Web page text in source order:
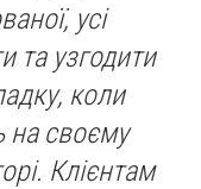
усі
та узгодити
коли
на своєму
Клієнтам